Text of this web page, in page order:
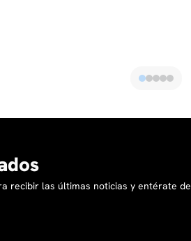
recibir las últimas noticias y entérate de